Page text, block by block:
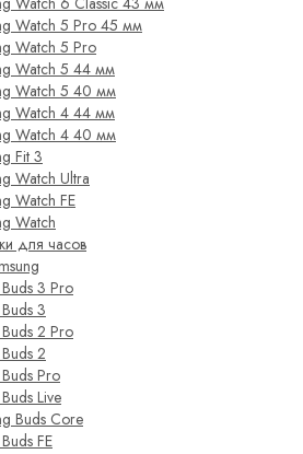
Watch 5 Pro 45 мм
Watch 5 Pro
Watch 5 44 мм
Watch 5 40 мм
Watch 4 44 мм
Watch 4 40 мм
Fit 3
Watch Ultra
Watch FE
Watch
для часов
3 Pro
3
2 Pro
2
Pro
Live
Buds Core
FE